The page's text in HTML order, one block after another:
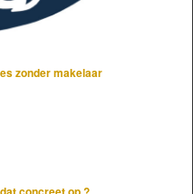
zonder makelaar